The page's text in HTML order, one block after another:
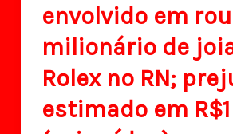
envolvido em
milionário de
Rolex no RN;
estimado em